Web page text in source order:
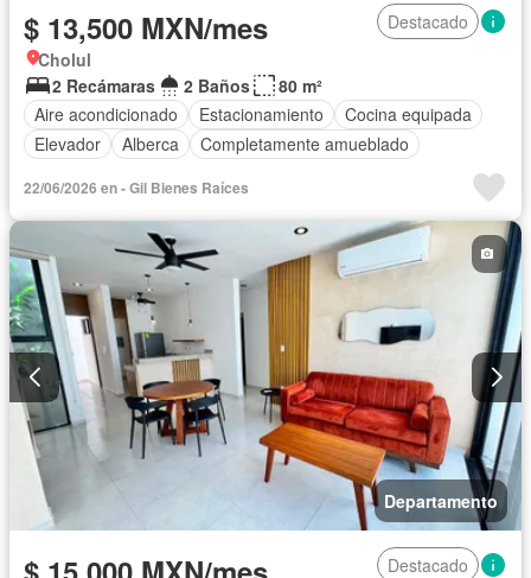
$ 13,500 MXN/mes
Destacado
Cholul
2 Recámaras
2 Baños
80 m²
Aire acondicionado
Estacionamiento
Cocina equipada
Elevador
Alberca Completamente amueblado
22/06/2026 en - Gil Bienes Raíces
Departamento
Destacado